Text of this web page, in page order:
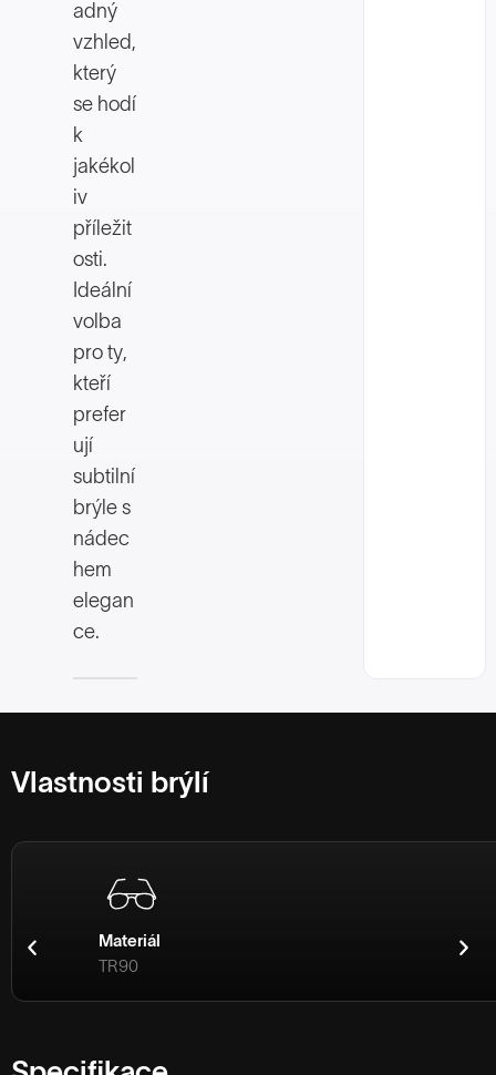
adný
vzhled,
který
se hodí
k
jakékol
iv
příležit
osti.
Ideální
volba
pro ty,
kteří
prefer
ují
subtilní
brýle s
nádec
hem
elegan
ce.
Vlastnosti brýlí
Materiál
TR90